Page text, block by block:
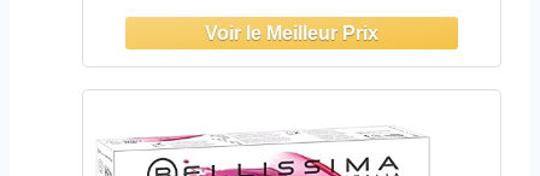
Taille Avec Revêtement en
Céramique - Rend les Cheveux
Lisses et Brillants en Un Passage